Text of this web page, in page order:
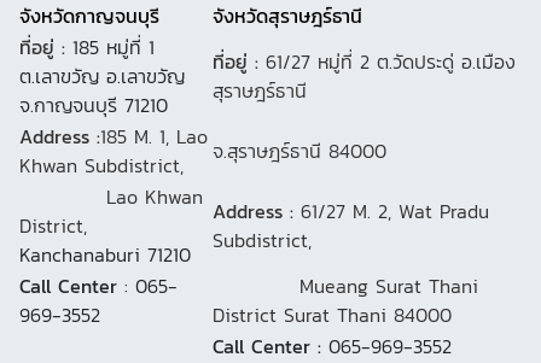
จังหวัดกาญจนบุรี
จังหวัดสุราษฎร์ธานี
ที่อยู่ : 185 หมู่ที่ 1
ต.เลาขวัญ อ.เลาขวัญ
จ.กาญจนบุรี 71210
ที่อยู่ : 61/27 หมู่ที่ 2 ต.วัดประดู่ อ.เมือง
สุราษฎร์ธานี
Address :185 M. 1, Lao
Khwan Subdistrict,
จ.สุราษฎร์ธานี 84000
Lao Khwan
District,
Kanchanaburi 71210
Address : 61/27 M. 2, Wat Pradu
Subdistrict,
Call Center : 065-
969-3552
Mueang Surat Thani
District Surat Thani 84000
Call Center : 065-969-3552